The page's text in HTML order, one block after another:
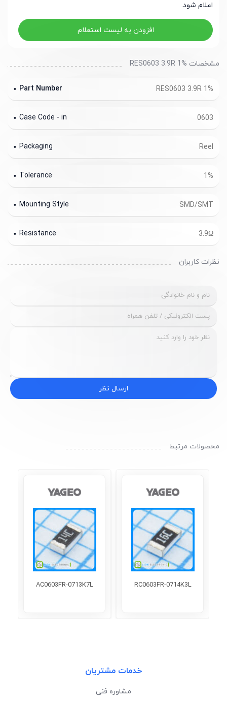
اعلام شود.
افزودن به لیست استعلام
مشخصات RES0603 3.9R 1%
RES0603 3.9R 1%
Part Number
0603
Case Code - in
Reel
Packaging
1%
Tolerance
SMD/SMT
Mounting Style
3.9Ω
Resistance
نظرات کاربران
ارسال نظر
محصولات مرتبط
RC0603FR-0714K3L
AC0603FR-0713K7L
خدمات مشتریان
مشاوره فنی